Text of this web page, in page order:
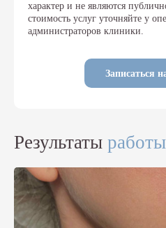
характер и не являются
стоимость услуг уточняйте у
администраторов клиники.
Записаться
Результаты работы